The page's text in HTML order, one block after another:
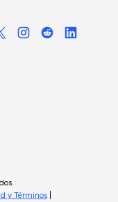
y Términos